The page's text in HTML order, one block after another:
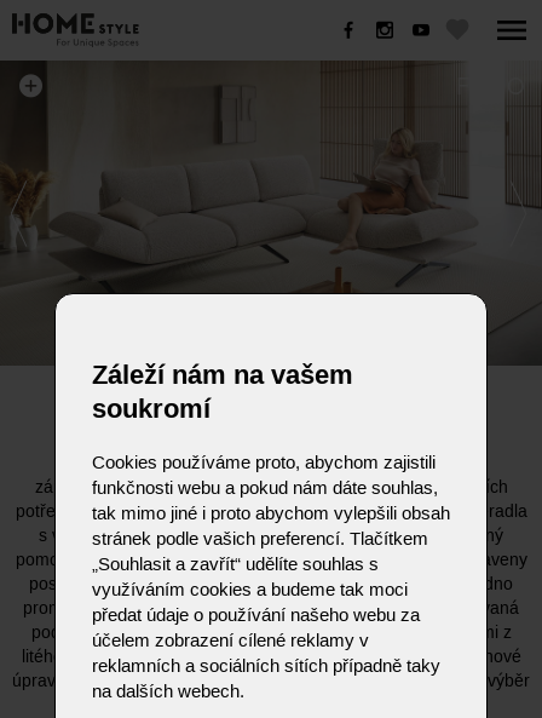
Funkční područky lze nastavit pomocí jemně laděného
západkového mechanismu přesně podle vašich individuálních
potřeb. Nastavitelná opěradla poskytují komfort vysokého opěradla
s větší hloubkou sedu. Sklon opěradla je plynule nastavitelný
pomocí západkového systému. Vybrané prvky jsou navíc vybaveny
posuvným opěradlem. Otočné sedadlo s područkou lze snadno
proměnit v relaxační plochu. Volitelně je k dispozici motorizovaná
podnožka s ruční funkcí sklápění. Podnoží je tvořeno ližinami z
litého hliníku v leštěné, bronzované nebo matně černé povrchové
úpravě. Rám je vyroben z masivního, olejovaného dřeva – na výběr
je ořech nebo divoký dub.
Záleží nám na vašem
soukromí
Cookies používáme proto, abychom zajistili
funkčnosti webu a pokud nám dáte souhlas,
tak mimo jiné i proto abychom vylepšili obsah
stránek podle vašich preferencí. Tlačítkem
„Souhlasit a zavřít“ udělíte souhlas s
využíváním cookies a budeme tak moci
předat údaje o používání našeho webu za
účelem zobrazení cílené reklamy v
reklamních a sociálních sítích případně taky
na dalších webech.